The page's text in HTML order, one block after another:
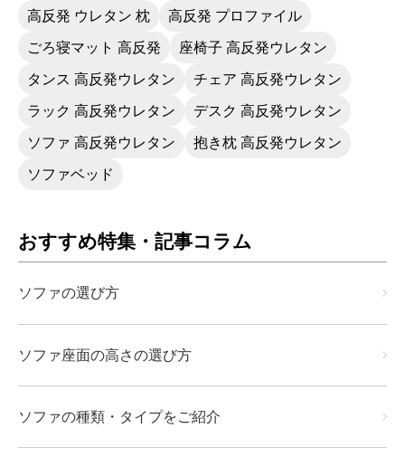
高反発 ウレタン 枕 高反発 プロファイル
ごろ寝マット 高反発 座椅子 高反発ウレタン
タンス 高反発ウレタン チェア 高反発ウレタン
ラック 高反発ウレタン デスク 高反発ウレタン
ソファ 高反発ウレタン 抱き枕 高反発ウレタン
ソファベッド
おすすめ特集・記事コラム
ソファの選び方
ソファ座面の高さの選び方
ソファの種類・タイプをご紹介